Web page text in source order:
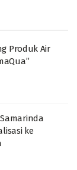
Produk Air
Samarinda
ke